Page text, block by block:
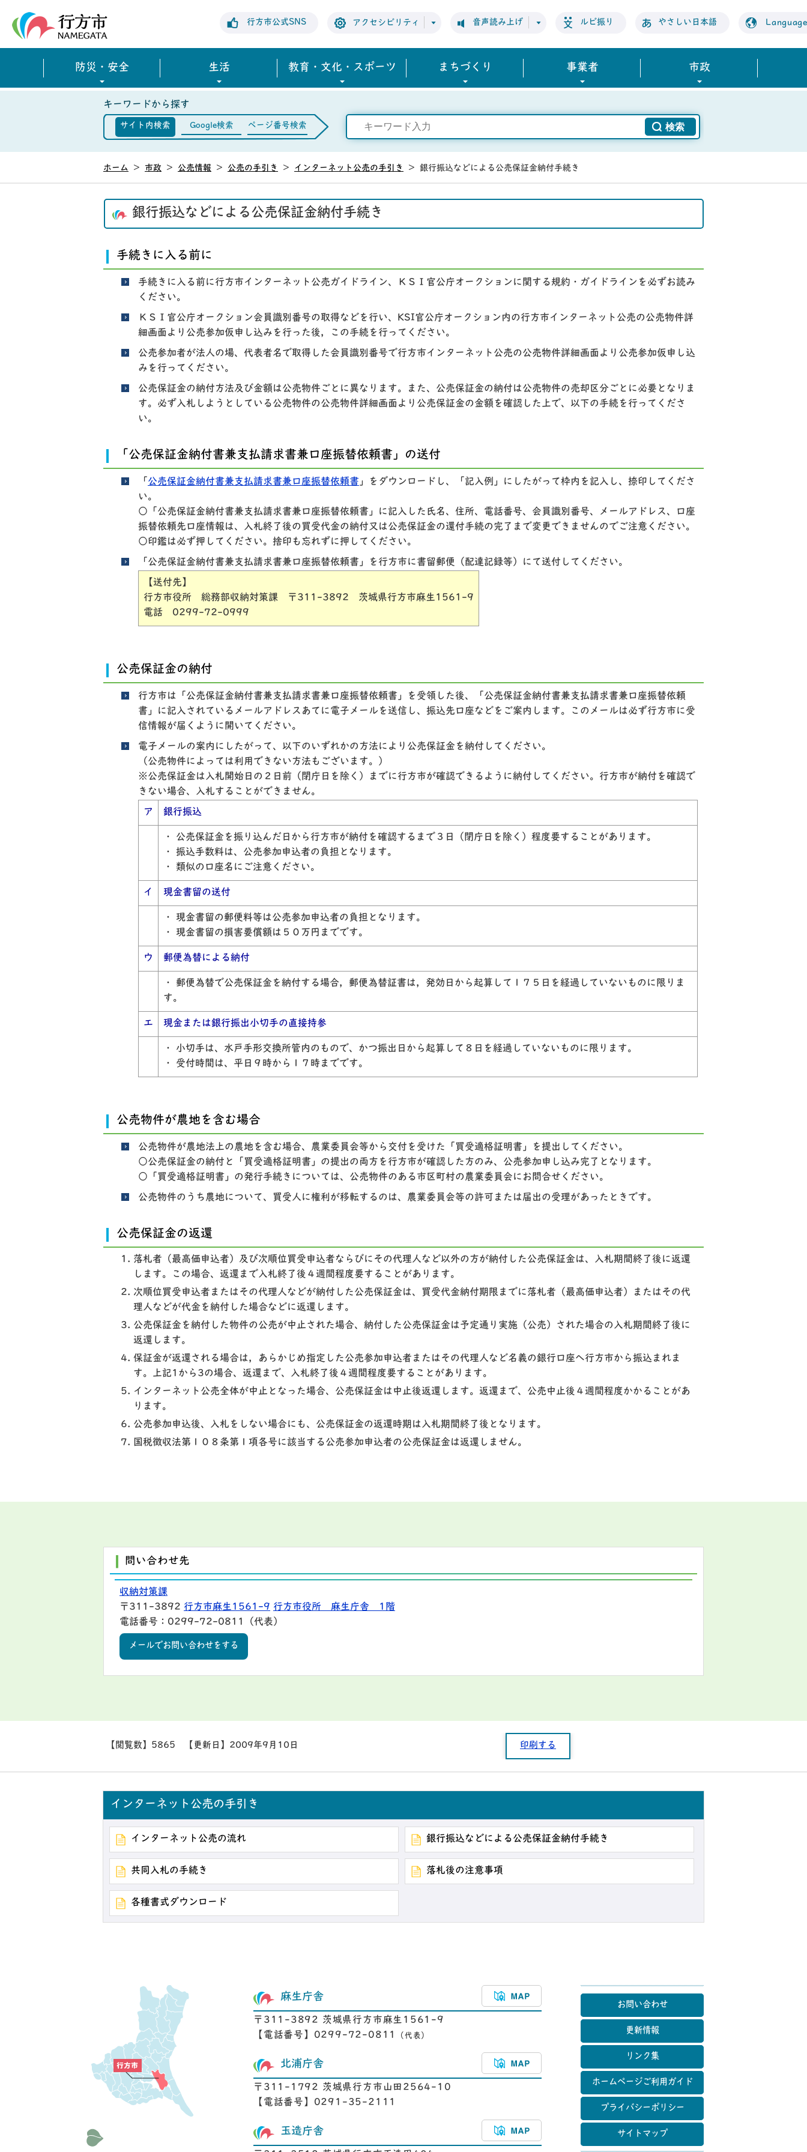
行方市公式SNS アクセシビリティ 音声読み上げ ルビ振り やさしい日本語 Language
防災・安全 生活 教育・文化・スポーツ まちづくり 事業者 市政
キーワードから探す
サイト内検索 Google検索 ページ番号検索
ホーム > 市政 > 公売情報 > 公売の手引き > インターネット公売の手引き > 銀行振込などによる公売保証金納付手続き
銀行振込などによる公売保証金納付手続き
手続きに入る前に
手続きに入る前に行方市インターネット公売ガイドライン、ＫＳＩ官公庁オークションに関する規約・ガイドラインを必ずお読み
ください。
ＫＳＩ官公庁オークション会員識別番号の取得などを行い、KSI官公庁オークション内の行方市インターネット公売の公売物件詳
細画面より公売参加仮申し込みを行った後，この手続を行ってください。
公売参加者が法人の場、代表者名で取得した会員識別番号で行方市インターネット公売の公売物件詳細画面より公売参加仮申し込
みを行ってください。
公売保証金の納付方法及び金額は公売物件ごとに異なります。また、公売保証金の納付は公売物件の売却区分ごとに必要となりま
す。必ず入札しようとしている公売物件の公売物件詳細画面より公売保証金の金額を確認した上で、以下の手続を行ってくださ
い。
「公売保証金納付書兼支払請求書兼口座振替依頼書」の送付
「 公売保証金納付書兼支払請求書兼口座振替依頼書 」をダウンロードし、「記入例」にしたがって枠内を記入し、捺印してくださ
い。
○「公売保証金納付書兼支払請求書兼口座振替依頼書」に記入した氏名、住所、電話番号、会員識別番号、メールアドレス、口座
振替依頼先口座情報は、入札終了後の買受代金の納付又は公売保証金の還付手続の完了まで変更できませんのでご注意ください。
○印鑑は必ず押してください。捨印も忘れずに押してください。
「公売保証金納付書兼支払請求書兼口座振替依頼書」を行方市に書留郵便（配達記録等）にて送付してください。
【送付先】
行方市役所 総務部収納対策課 〒311-3892 茨城県行方市麻生1561-9
電話 0299-72-0999
公売保証金の納付
行方市は「公売保証金納付書兼支払請求書兼口座振替依頼書」を受領した後、「公売保証金納付書兼支払請求書兼口座振替依頼
書」に記入されているメールアドレスあてに電子メールを送信し、振込先口座などをご案内します。このメールは必ず行方市に受
信情報が届くように開いてください。
電子メールの案内にしたがって、以下のいずれかの方法により公売保証金を納付してください。
（公売物件によっては利用できない方法もございます。）
※公売保証金は入札開始日の２日前（閉庁日を除く）までに行方市が確認できるように納付してください。行方市が納付を確認で
きない場合、入札することができません。
ア 銀行振込
・ 公売保証金を振り込んだ日から行方市が納付を確認するまで３日（閉庁日を除く）程度要することがあります。
・ 振込手数料は、公売参加申込者の負担となります。
・ 類似の口座名にご注意ください。
イ 現金書留の送付
・ 現金書留の郵便料等は公売参加申込者の負担となります。
・ 現金書留の損害要償額は５０万円までです。
ウ 郵便為替による納付
・ 郵便為替で公売保証金を納付する場合，郵便為替証書は，発効日から起算して１７５日を経過していないものに限りま
す。
エ 現金または銀行振出小切手の直接持参
・ 小切手は、水戸手形交換所管内のもので、かつ振出日から起算して８日を経過していないものに限ります。
・ 受付時間は、平日９時から１７時までです。
公売物件が農地を含む場合
公売物件が農地法上の農地を含む場合、農業委員会等から交付を受けた「買受適格証明書」を提出してください。
○公売保証金の納付と「買受適格証明書」の提出の両方を行方市が確認した方のみ、公売参加申し込み完了となります。
○「買受適格証明書」の発行手続きについては、公売物件のある市区町村の農業委員会にお問合せください。
公売物件のうち農地について、買受人に権利が移転するのは、農業委員会等の許可または届出の受理があったときです。
公売保証金の返還
落札者（最高価申込者）及び次順位買受申込者ならびにその代理人など以外の方が納付した公売保証金は、入札期間終了後に返還
します。この場合、返還まで入札終了後４週間程度要することがあります。
次順位買受申込者またはその代理人などが納付した公売保証金は、買受代金納付期限までに落札者（最高価申込者）またはその代
理人などが代金を納付した場合などに返還します。
公売保証金を納付した物件の公売が中止された場合、納付した公売保証金は予定通り実施（公売）された場合の入札期間終了後に
返還します。
保証金が返還される場合は，あらかじめ指定した公売参加申込者またはその代理人など名義の銀行口座へ行方市から振込まれま
す。上記1から3の場合、返還まで、入札終了後４週間程度要することがあります。
インターネット公売全体が中止となった場合、公売保証金は中止後返還します。返還まで、公売中止後４週間程度かかることがあ
ります。
公売参加申込後、入札をしない場合にも、公売保証金の返還時期は入札期間終了後となります。
国税徴収法第１０８条第１項各号に該当する公売参加申込者の公売保証金は返還しません。
問い合わせ先
収納対策課
〒311-3892 行方市麻生1561-9 行方市役所 麻生庁舎 1階
電話番号：0299-72-0811（代表）
メールでお問い合わせをする
【閲覧数】 5865 【更新日】 2009年9月10日 印刷する
インターネット公売の手引き
インターネット公売の流れ 銀行振込などによる公売保証金納付手続き
共同入札の手続き 落札後の注意事項
各種書式ダウンロード
麻生庁舎
〒311-3892 茨城県行方市麻生1561-9
【電話番号】0299-72-0811
（代表）
マップ
北浦庁舎
〒311-1792 茨城県行方市山田2564-10
【電話番号】0291-35-2111
玉造庁舎
お問い合わせ
更新情報
リンク集
ホームページご利用ガイド
プライバシーポリシー
サイトマップ